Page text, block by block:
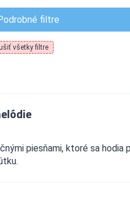
filtre
všetky filtre
piesňami, ktoré sa hodia